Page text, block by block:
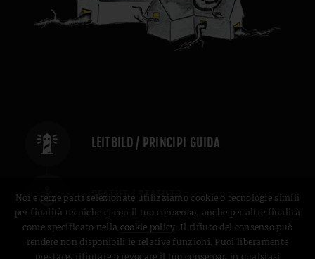
LEITBILD / PRINCIPI GUIDA
STATUT / STATUTO
Noi e terze parti selezionate utilizziamo cookie o tecnologie simili
per finalità tecniche e, con il tuo consenso, anche per altre finalità
come specificato nella cookie policy. Il rifiuto del consenso può
rendere non disponibili le relative funzioni. Puoi liberamente
prestare, rifiutare o revocare il tuo consenso, in qualsiasi